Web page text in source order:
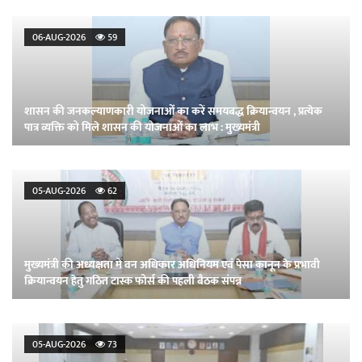
06-AUG-2026 59
शासन की जनकल्याणकारी योजनाओं का करें समयबद्ध क्रियान्वयन , प्रत्येक
पात्र व्यक्ति को मिले शासन की योजनाओं का लाभ : मुख्यमंत्री
05-AUG-2026 62
मुख्यमंत्री की अध्यक्षता में वन अधिकार अधिनियम एवं पेसा कानून के प्रभावी
क्रियान्वयन हेतु गठित टास्क फोर्स की पहली बैठक संपन्न
05-AUG-2026 73